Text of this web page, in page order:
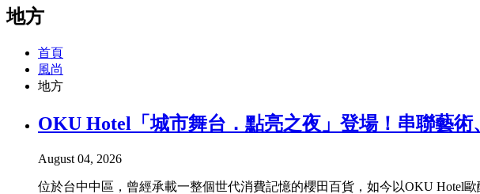
地方
首頁
風尚
地方
OKU Hotel「城市舞台．點亮之夜」登場！串聯藝
August 04, 2026
位於台中中區，曾經承載一整個世代消費記憶的櫻田百貨，如今以OKU Hotel